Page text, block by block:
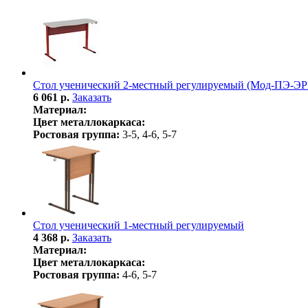
Стол ученический 2-местный регулируемый (Мод-ПЭ-
6 061 р. Заказать
Материал:
Цвет металлокаркаса:
Ростовая группа: 3-5, 4-6, 5-7
Стол ученический 1-местный регулируемый
4 368 р. Заказать
Материал:
Цвет металлокаркаса:
Ростовая группа: 4-6, 5-7